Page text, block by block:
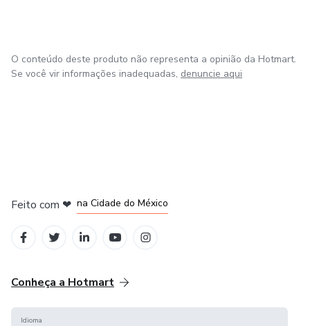
O conteúdo deste produto não representa a opinião da Hotmart.
Se você vir informações inadequadas, denuncie aqui
Feito com ❤ na Cidade do México
Conheça a Hotmart
Idioma